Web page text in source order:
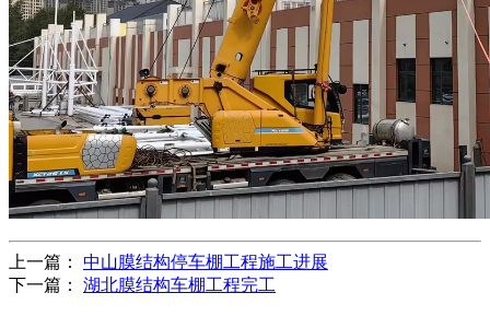
上一篇： 中山膜结构停车棚工程施工进展
下一篇： 湖北膜结构车棚工程完工